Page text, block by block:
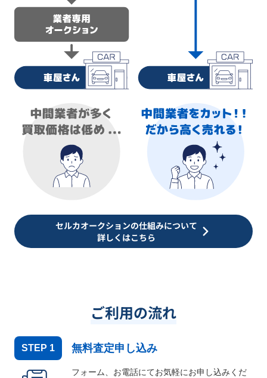
セルカオークションの仕組みについて
詳しくはこちら
ご利用の流れ
STEP 1 無料査定申し込み
フォーム、お電話にてお気軽にお申し込みくだ